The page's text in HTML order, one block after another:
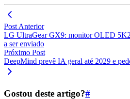
Post Anterior
LG UltraGear GX9: monitor OLED
a ser enviado
Próximo Post
DeepMind prevê IA geral até 2029 e
Gostou deste artigo?#